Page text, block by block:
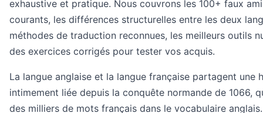
exhaustive et pratique. Nous couvrons les 100+ faux
courants, les différences structurelles entre les deux
méthodes de traduction reconnues, les meilleurs outils
des exercices corrigés pour tester vos acquis.
La langue anglaise et la langue française partagent une
intimement liée depuis la conquête normande de 1066,
des milliers de mots français dans le vocabulaire